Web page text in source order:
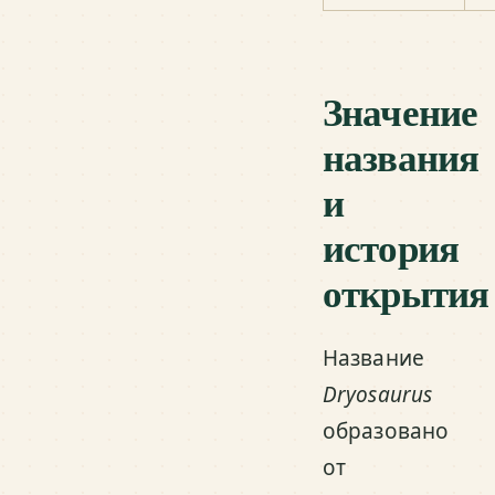
Значение
названия
и
история
открытия
Название
Dryosaurus
образовано
от